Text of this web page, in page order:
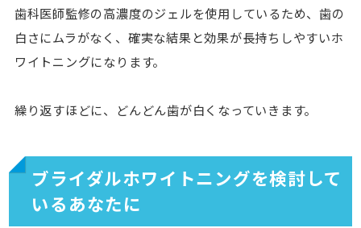
歯科医師監修の高濃度のジェルを使用しているため、歯の
白さにムラがなく、確実な結果と効果が長持ちしやすいホ
ワイトニングになります。
繰り返すほどに、どんどん歯が白くなっていきます。
ブライダルホワイトニングを検討して
いるあなたに